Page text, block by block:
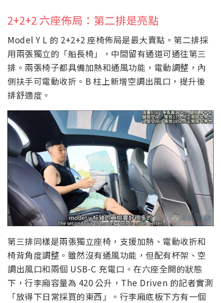
2+2+2 六座佈局：第二排是亮點
Model Y L 的 2+2+2 座椅佈局是最大賣點。第二排採
用兩張獨立的「船長椅」，中間留有通道可通往第三
排。兩張椅子都具備加熱和通風功能，電動調整，內
側扶手可電動收折。B 柱上新增空調出風口，提升後
排舒適度。
第三排同樣是兩張獨立座椅，支援加熱、電動收折和
椅背角度調整。雖然沒有通風功能，但配有杯架、空
調出風口和兩個 USB-C 充電口。在六座全開的狀態
下，行李廂容量為 420 公升，The Driven 的記者實測
「放得下日常採買的東西」。行李廂底板下方有一個